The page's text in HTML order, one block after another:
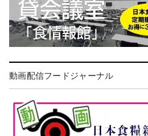
動画配信フードジャーナル